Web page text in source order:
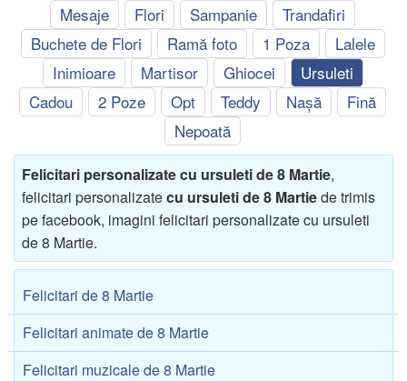
Mesaje Flori Sampanie
Trandafiri
Buchete de Flori
Ramă foto 1 Poza
Lalele
Inimioare
Martisor Ghiocei
Ursuleti
Cadou
2 Poze Opt Teddy Nașă
Fină
Nepoată
Felicitari personalizate cu ursuleti de 8 Martie,
felicitari personalizatecu ursuleti de 8 Martiede trimis
pe facebook, imagini felicitari personalizate cu ursuleti
de 8 Martie.
Felicitari de 8 Martie
Felicitari animate de 8 Martie
Felicitari muzicale de 8 Martie